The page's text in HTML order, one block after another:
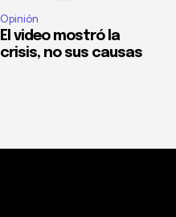
Opinión
El video mostró la
crisis, no sus causas